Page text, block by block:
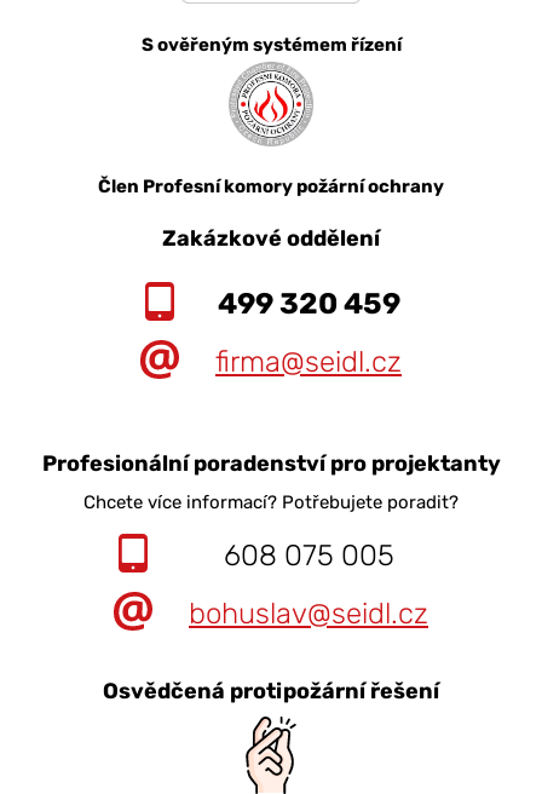
S ověřeným systémem řízení
Člen Profesní komory požární ochrany
Zakázkové oddělení
499 320 459
firma@seidl.cz
Profesionální poradenství pro projektanty
Chcete více informací? Potřebujete poradit?
608 075 005
bohuslav@seidl.cz
Osvědčená protipožární řešení